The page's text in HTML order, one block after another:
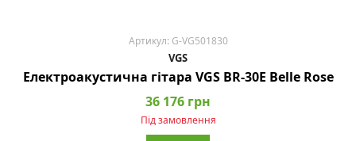
Артикул: G-VG501830
VGS
Електроакустична гітара VGS BR-30Е Belle Rose
36 176 грн
Під замовлення